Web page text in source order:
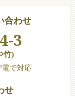
合わせ
3
竹)
で対応
せ